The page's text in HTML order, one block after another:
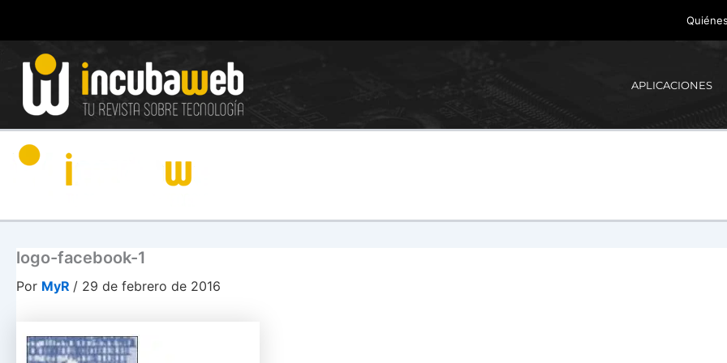
contenido
APLICACIONES
logo-facebook-1
Por MyR / 29 de febrero de 2016